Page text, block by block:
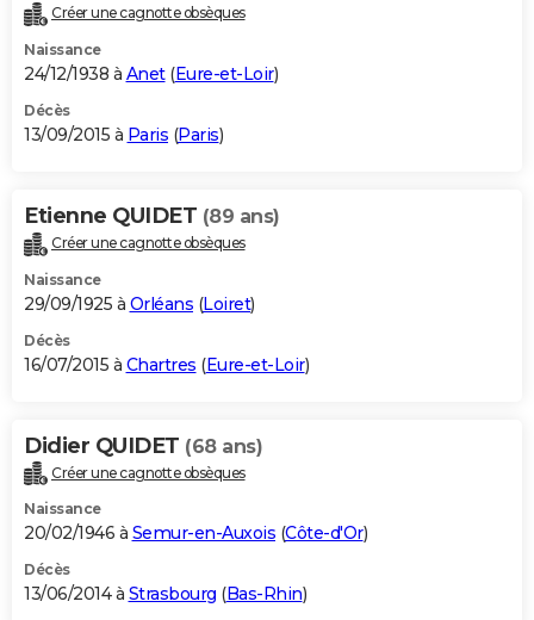
Créer une cagnotte obsèques
Naissance
24/12/1938 à Anet(Eure-et-Loir)
Décès
13/09/2015 à Paris (Paris)
Etienne QUIDET (89 ans)
Créer une cagnotte obsèques
Naissance
29/09/1925 à Orléans (Loiret)
Décès
16/07/2015 à Chartres (Eure-et-Loir)
Didier QUIDET (68 ans)
Créer une cagnotte obsèques
Naissance
20/02/1946 à Semur-en-Auxois (Côte-d'Or)
Décès
13/06/2014 à Strasbourg (Bas-Rhin)